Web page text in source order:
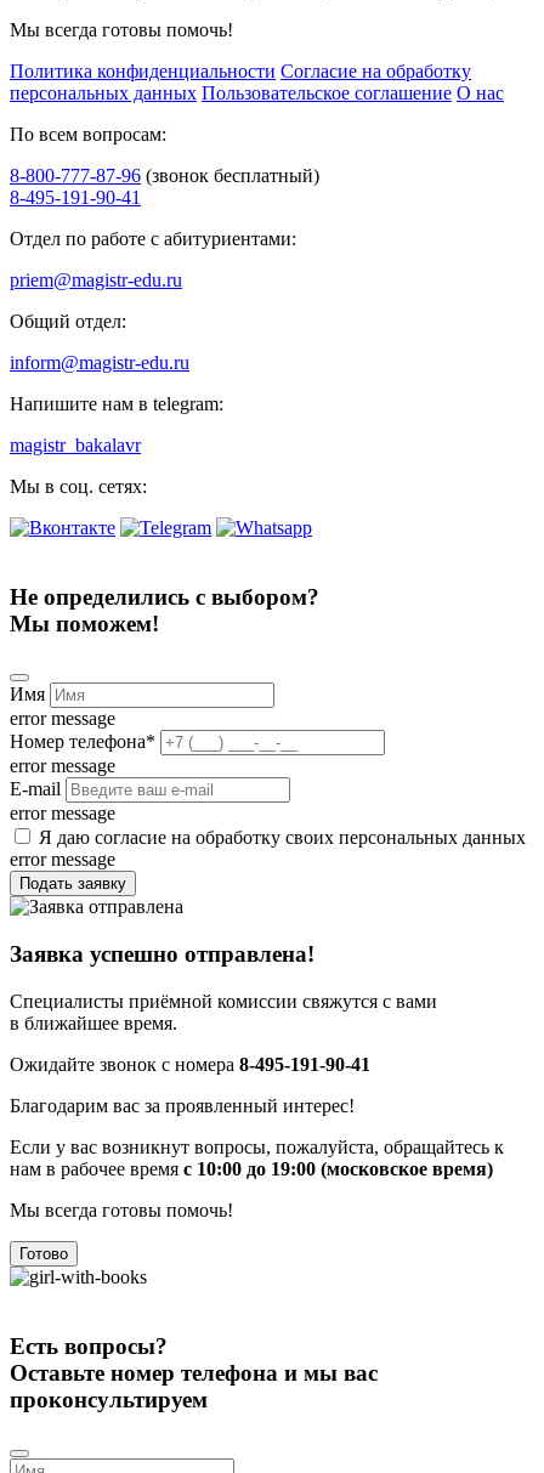
Мы всегда готовы помочь!
Политика конфиденциальности Согласие на обработку
персональных данных Пользовательское соглашение О нас
По всем вопросам:
8-800-777-87-96 (звонок бесплатный)
8-495-191-90-41
Отдел по работе с абитуриентами:
priem@magistr-edu.ru
Общий отдел:
inform@magistr-edu.ru
Напишите нам в telegram:
magistr_bakalavr
Мы в соц. сетях:
Не определились с выбором?
Мы поможем!
Имя
error message
Номер телефона*
error message
E-mail
error message
Я даю согласие на обработку своих персональных данных
error message
Подать заявку
Заявка успешно отправлена!
Специалисты приёмной комиссии свяжутся с вами
в ближайшее время.
Ожидайте звонок с номера 8-495-191-90-41
Благодарим вас за проявленный интерес!
Если у вас возникнут вопросы, пожалуйста, обращайтесь к
нам в рабочее время с 10:00 до 19:00 (московское время)
Мы всегда готовы помочь!
Готово
Есть вопросы?
Оставьте номер телефона и мы вас
проконсультируем